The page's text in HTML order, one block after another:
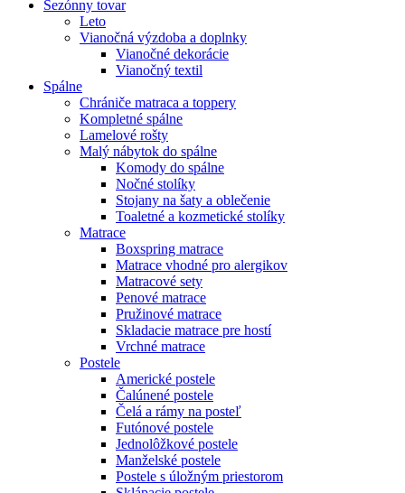
Sezónny tovar
Leto
Vianočná výzdoba a doplnky
Vianočné dekorácie
Vianočný textil
Spálne
Chrániče matraca a toppery
Kompletné spálne
Lamelové rošty
Malý nábytok do spálne
Komody do spálne
Nočné stolíky
Stojany na šaty a oblečenie
Toaletné a kozmetické stolíky
Matrace
Boxspring matrace
Matrace vhodné pro alergikov
Matracové sety
Penové matrace
Pružinové matrace
Skladacie matrace pre hostí
Vrchné matrace
Postele
Americké postele
Čalúnené postele
Čelá a rámy na posteľ
Futónové postele
Jednolôžkové postele
Manželské postele
Postele s úložným priestorom